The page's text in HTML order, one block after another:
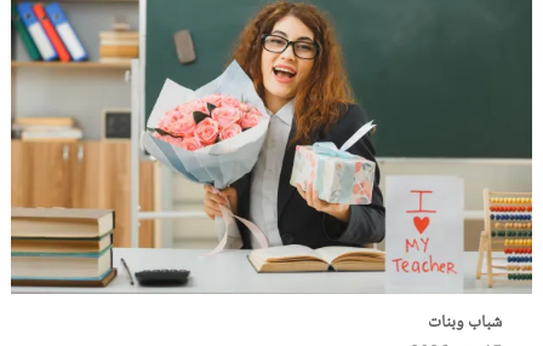
شباب وبنات